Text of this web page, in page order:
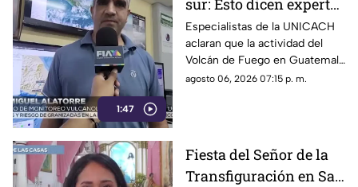
1:47
sur: Esto dicen expertos
sobre el Volcán de
Fuego y la ceniza en
Chiapas
Especialistas de la UNICACH
aclaran que la actividad del
Volcán de Fuego en Guatemala
no representa peligro para
agosto 06, 2026 07:15 p. m.
Fiesta del Señor de la
Transfiguración en San